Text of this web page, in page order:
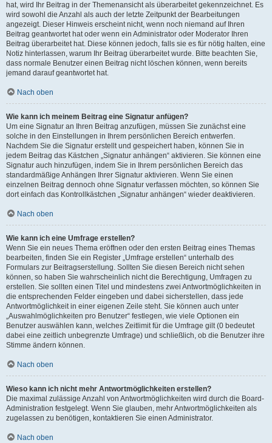
hat, wird Ihr Beitrag in der Themenansicht als überarbeitet gekennzeichnet. Es
wird sowohl die Anzahl als auch der letzte Zeitpunkt der Bearbeitungen
angezeigt. Dieser Hinweis erscheint nicht, wenn noch niemand auf Ihren
Beitrag geantwortet hat oder wenn ein Administrator oder Moderator Ihren
Beitrag überarbeitet hat. Diese können jedoch, falls sie es für nötig halten, eine
Notiz hinterlassen, warum Ihr Beitrag überarbeitet wurde. Bitte beachten Sie,
dass normale Benutzer einen Beitrag nicht löschen können, wenn bereits
jemand darauf geantwortet hat.
Nach oben
Wie kann ich meinem Beitrag eine Signatur anfügen?
Um eine Signatur an Ihren Beitrag anzufügen, müssen Sie zunächst eine
solche in den Einstellungen in Ihrem persönlichen Bereich entwerfen.
Nachdem Sie die Signatur erstellt und gespeichert haben, können Sie in
jedem Beitrag das Kästchen „Signatur anhängen“ aktivieren. Sie können eine
Signatur auch hinzufügen, indem Sie in Ihrem persönlichen Bereich das
standardmäßige Anhängen Ihrer Signatur aktivieren. Wenn Sie einen
einzelnen Beitrag dennoch ohne Signatur verfassen möchten, so können Sie
dort einfach das Kontrollkästchen „Signatur anhängen“ wieder deaktivieren.
Nach oben
Wie kann ich eine Umfrage erstellen?
Wenn Sie ein neues Thema eröffnen oder den ersten Beitrag eines Themas
bearbeiten, finden Sie ein Register „Umfrage erstellen“ unterhalb des
Formulars zur Beitragserstellung. Sollten Sie diesen Bereich nicht sehen
können, so haben Sie wahrscheinlich nicht die Berechtigung, Umfragen zu
erstellen. Sie sollten einen Titel und mindestens zwei Antwortmöglichkeiten in
die entsprechenden Felder eingeben und dabei sicherstellen, dass jede
Antwortmöglichkeit in einer eigenen Zeile steht. Sie können auch unter
„Auswahlmöglichkeiten pro Benutzer“ festlegen, wie viele Optionen ein
Benutzer auswählen kann, welches Zeitlimit für die Umfrage gilt (0 bedeutet
dabei eine zeitlich unbegrenzte Umfrage) und schließlich, ob die Benutzer ihre
Stimme ändern können.
Nach oben
Wieso kann ich nicht mehr Antwortmöglichkeiten erstellen?
Die maximal zulässige Anzahl von Antwortmöglichkeiten wird durch die Board-
Administration festgelegt. Wenn Sie glauben, mehr Antwortmöglichkeiten als
zugelassen zu benötigen, kontaktieren Sie einen Administrator.
Nach oben